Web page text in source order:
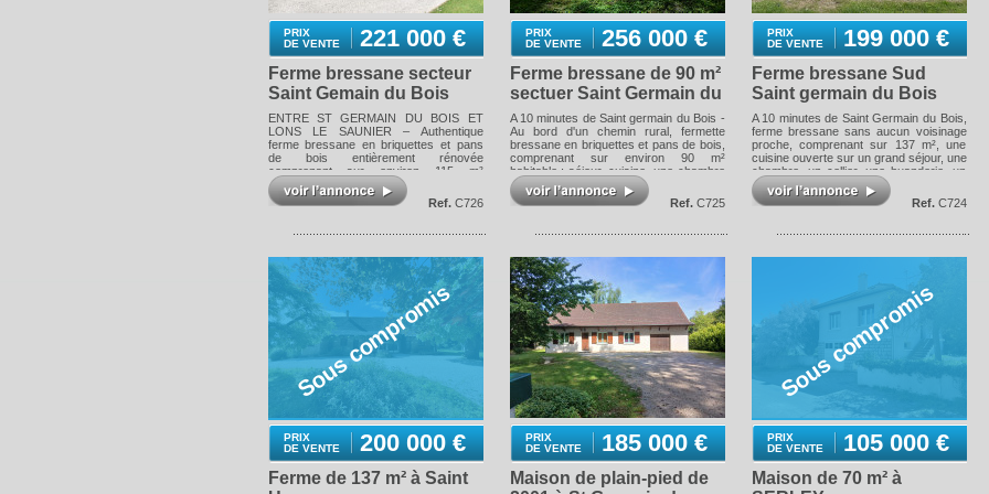
PRIX
DE VENTE
221 000 €
Ferme bressane secteur
Saint Gemain du Bois
ENTRE ST GERMAIN DU BOIS ET
LONS LE SAUNIER – Authentique
ferme bressane en briquettes et pans
de bois entièrement rénovée
comprenant sur environ 115 m²
habitable ; vaste séjour, cuisine équipée,
une chambre, salle d'eau avec WC,
véranda climatisée et à l'étage :
Le tout sur 1 675 m² de terrain joliment
électrique et visiophone ; atelier, ancien
four à pain, abri de jardin et pergola.
Assainissement récent et aux normes.
Chauffage électrique au sol. Les
informations sur les risques auxquels
ce bien est exposé sont disponibles sur
le site Géorisques :
www.georisques.gouv.fr
Ref.C726
PRIX
DE VENTE
256 000 €
Ferme bressane de 90 m²
sectuer Saint Germain du
Bois
A 10 minutes de Saint germain du Bois -
Au bord d'un chemin rural, fermette
bressane en briquettes et pans de bois,
comprenant sur environ 90 m²
habitable ; séjour, cuisine, une chambre
avec salle d'eau privative et à l'étage :
mezzanine, deux chambres, salle d'eau
et WC. Grange et écuries attenantes ;
7 114 m² de terrain en partie boisé.
aux normes. Les informations sur les
risques auxquels ce bien est exposé
sont disponibles sur le site Géorisques :
www.georisques.gouv.fr
Ref.C725
PRIX
DE VENTE
199 000 €
Ferme bressane Sud
Saint germain du Bois
A 10 minutes de Saint Germain du Bois,
ferme bressane sans aucun voisinage
proche, comprenant sur 137 m², une
cuisine ouverte sur un grand séjour, une
chambre, un cellier, une buanderie, un
bureau, une salle d'eau et un WC ; à
l'étage, deux chambres, un WC et un
grenier aménageable ; un garage
logement à terminer et un appentis ; une
Chauffage par pompe à chaleur. Le tout
avec portail électrique, puits, cour, jardin
et four à pain. Les informations sur les
risques auxquels ce bien est exposé
sont disponibles sur le site Géorisques :
www.georisques.gouv.fr
Ref.C724
Sous compromis
PRIX
DE VENTE
200 000 €
Ferme de 137 m² à Saint
PRIX
DE VENTE
185 000 €
Maison de plain-pied de
Sous compromis
PRIX
DE VENTE
105 000 €
Maison de 70 m² à